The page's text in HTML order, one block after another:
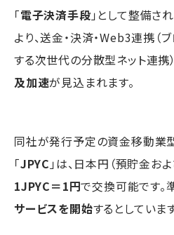
「電子決済手段 」として整備さ
より、送金・決済・Web3連携（
する次世代の分散型ネット連携
及加速が見込まれます。
同社が発行予定の資金移動業
「JPYC 」は、日本円（預貯金お
1JPYC＝1円で交換可能です
サービスを開始するとしていま